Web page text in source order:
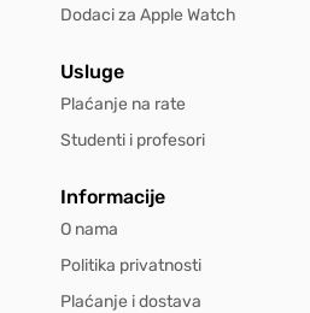
Dodaci za Apple Watch
Usluge
Plaćanje na rate
Studenti i profesori
Informacije
O nama
Politika privatnosti
Plaćanje i dostava